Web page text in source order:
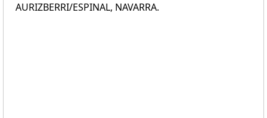
AURIZBERRI/ESPINAL, NAVARRA.